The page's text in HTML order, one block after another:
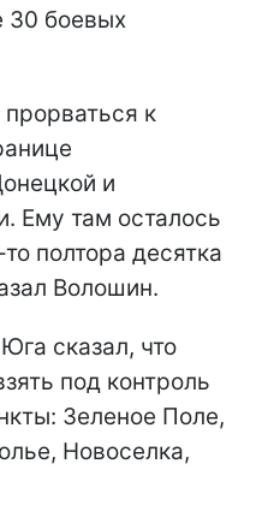
30 боевых
к
и
Ему там осталось
полтора десятка
Волошин.
сказал, что
под контроль
Зеленое Поле,
Новоселка,